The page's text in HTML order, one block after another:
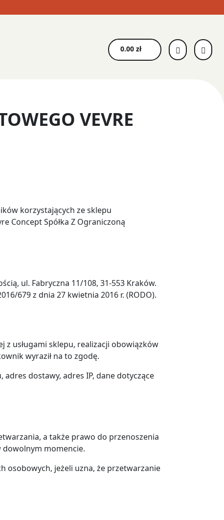
0.00 zł
VEVRE
korzystających ze sklepu
Concept Spółka Z Ograniczoną
ul. Fabryczna 11/108, 31-553 Kraków.
679 z dnia 27 kwietnia 2016 r. (RODO).
z usługami sklepu, realizacji obowiązków
wyraził na to zgodę.
dostawy, adres IP, dane dotyczące
a także prawo do przenoszenia
momencie.
osobowych, jeżeli uzna, że przetwarzanie